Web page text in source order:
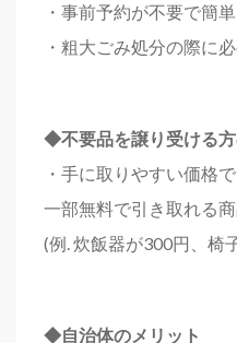
・事前予約が不要で簡
・粗大ごみ処分の際に
◆不要品を譲り受ける
・手に取りやすい価格
一部無料で引き取れる
(例. 炊飯器が300円、椅
◆自治体のメリット